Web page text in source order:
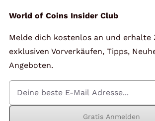
World of Coins Insider Club
Melde dich kostenlos an und erhalte
exklusiven Vorverkäufen, Tipps,
Angeboten.
Gratis Anmelden